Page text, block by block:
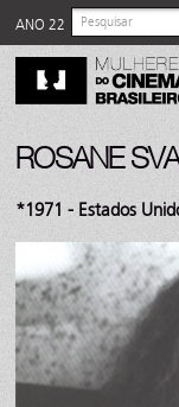
ANO 22
ROSANE
*1971 - Estados